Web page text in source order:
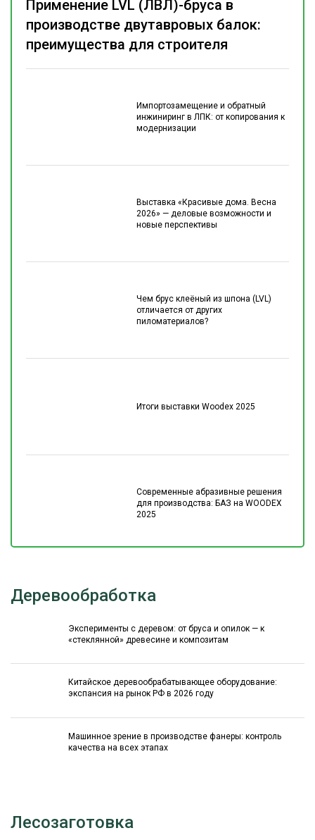
Импортозамещение и обратный
инжиниринг в ЛПК: от копирования к
модернизации
Выставка «Красивые дома. Весна
2026» — деловые возможности и
новые перспективы
Чем брус клеёный из шпона (LVL)
отличается от других
пиломатериалов?
Итоги выставки Woodex 2025
Современные абразивные решения
для производства: БАЗ на WOODEX
2025
Применение LVL (ЛВЛ)-бруса в
производстве двутавровых балок:
преимущества для строителя
Деревообработка
Эксперименты с деревом: от бруса и опилок — к
«стеклянной» древесине и композитам
Китайское деревообрабатывающее оборудование:
экспансия на рынок РФ в 2026 году
Машинное зрение в производстве фанеры: контроль
качества на всех этапах
Лесозаготовка